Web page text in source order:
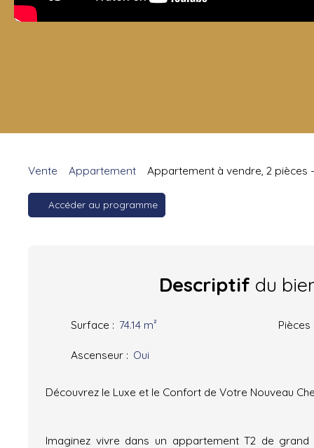
Vente Appartement Appartement à vendre, 2 pièces
Accéder au programme
Descriptif du
Surface : 74.14 m² Pièces
Ascenseur : Oui
Découvrez le Luxe et le Confort de Votre Nouveau
Imaginez vivre dans un appartement T2 de grand